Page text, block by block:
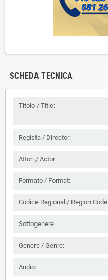
SCHEDA TECNICA
Titolo / Title:
Regista / Director:
Attori / Actor:
Formato / Format:
Codice Regionali/ Region Code
Sottogenere
Genere / Genre:
Audio: